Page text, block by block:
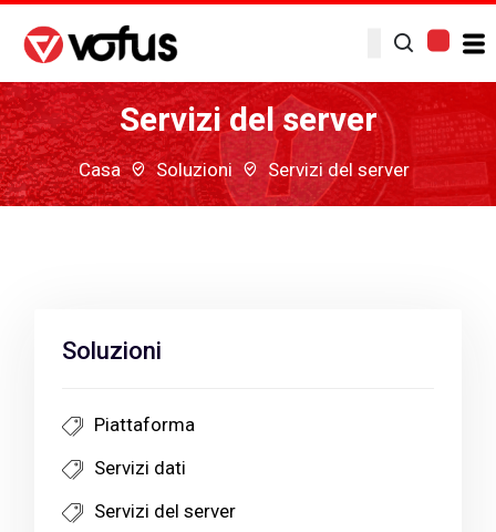
Servizi del server
Casa Soluzioni Servizi del server
Soluzioni
Piattaforma
Servizi dati
Servizi del server